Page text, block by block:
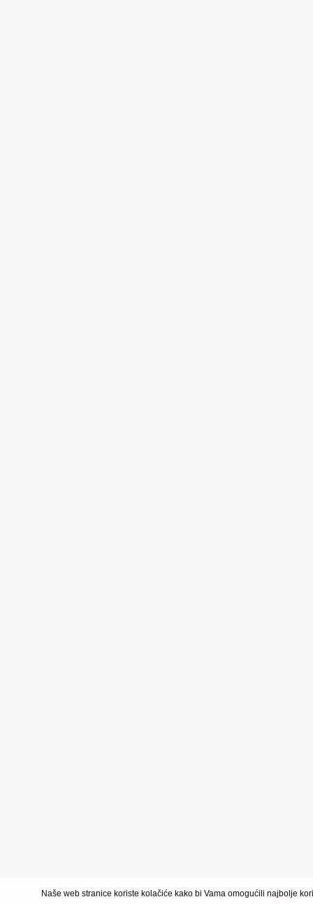
Naše web stranice koriste kolačiće kako bi Vama omogućili najbolje